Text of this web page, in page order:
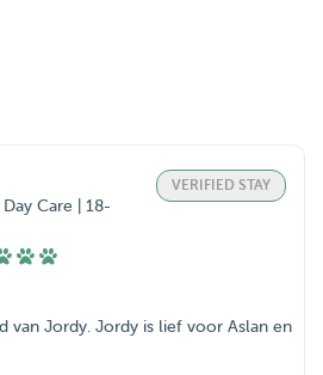
Care | 18-
VERIFIED STAY
van Jordy. Jordy is lief voor Aslan en